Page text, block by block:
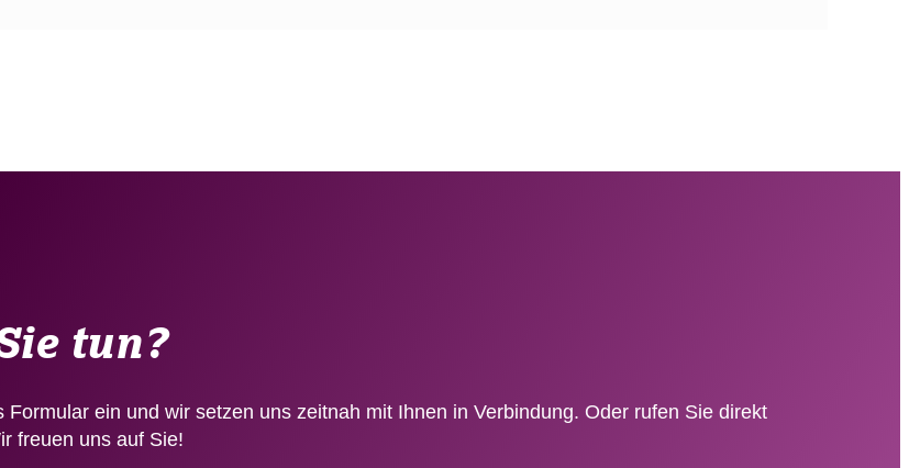
tun?
ein und wir setzen uns zeitnah mit Ihnen in Verbindung. Oder rufen Sie direkt
freuen uns auf Sie!